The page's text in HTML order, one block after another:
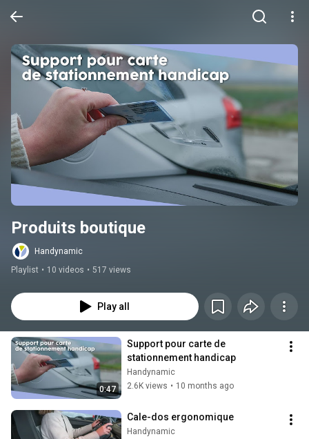
Produits boutique
Handynamic
Playlist • 10 videos • 517 views
Play all
0:47
Support pour carte de
stationnement handicap
Handynamic
2.6K views • 10 months ago
Cale-dos ergonomique
Handynamic